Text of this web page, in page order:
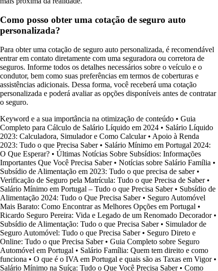
Como posso obter uma cotação de seguro auto
personalizada?
Para obter uma cotação de seguro auto personalizada, é recomendável
entrar em contato diretamente com uma seguradora ou corretora de
seguros. Informe todos os detalhes necessários sobre o veículo e o
condutor, bem como suas preferências em termos de coberturas e
assistências adicionais. Dessa forma, você receberá uma cotação
personalizada e poderá avaliar as opções disponíveis antes de contratar
o seguro.
Keyword e a sua importância na otimização de conteúdo • Guia
Completo para Cálculo de Salário Líquido em 2024 • Salário Líquido
2023: Calculadora, Simulador e Como Calcular• Apoio à Renda
2023: Tudo o que Precisa Saber• Salário Mínimo em Portugal 2024:
O Que Esperar? • Últimas Notícias Sobre Subsídios: Informações
Importantes Que Você Precisa Saber• Notícias sobre Salário Família •
Subsídio de Alimentação em 2023: Tudo o que precisa de saber•
Verificação de Seguro pela Matrícula: Tudo o que Precisa de Saber•
Salário Mínimo em Portugal – Tudo o que Precisa Saber• Subsídio de
Alimentação 2024: Tudo o Que Precisa Saber• Seguro Automóvel
Mais Barato: Como Encontrar as Melhores Opções em Portugal •
Ricardo Seguro Pereira: Vida e Legado de um Renomado Decorador•
Subsídio de Alimentação: Tudo o que Precisa Saber• Simulador de
Seguro Automóvel: Tudo o que Precisa Saber• Seguro Direto e
Online: Tudo o que Precisa Saber• Guia Completo sobre Seguro
Automóvel em Portugal • Salário Família: Quem tem direito e como
funciona • O que é o IVA em Portugal e quais são as Taxas em Vigor•
Salário Mínimo na Suíça: Tudo o Que Você Precisa Saber• Como